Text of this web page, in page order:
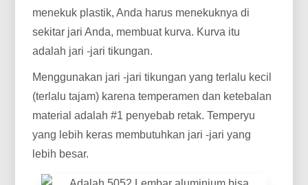
menekuk plastik, Anda harus menekuknya di
sekitar jari Anda, membuat kurva. Kurva itu
adalah jari -jari tikungan.
Menggunakan jari -jari tikungan yang terlalu kecil
(terlalu tajam) karena temperamen dan ketebalan
material adalah #1 penyebab retak. Temperyu
yang lebih keras membutuhkan jari -jari yang
lebih besar.